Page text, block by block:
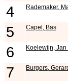
4 Rademaker,
5 Capel, Bas
6 Koelewijn, Jan
7 Burgers,